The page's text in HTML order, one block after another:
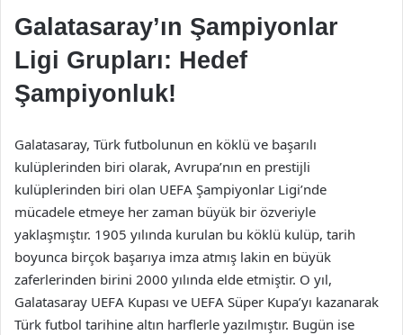
Galatasaray’ın Şampiyonlar
Ligi Grupları: Hedef
Şampiyonluk!
Galatasaray, Türk futbolunun en köklü ve başarılı
kulüplerinden biri olarak, Avrupa’nın en prestijli
kulüplerinden biri olan UEFA Şampiyonlar Ligi’nde
mücadele etmeye her zaman büyük bir özveriyle
yaklaşmıştır. 1905 yılında kurulan bu köklü kulüp, tarih
boyunca birçok başarıya imza atmış lakin en büyük
zaferlerinden birini 2000 yılında elde etmiştir. O yıl,
Galatasaray UEFA Kupası ve UEFA Süper Kupa’yı kazanarak
Türk futbol tarihine altın harflerle yazılmıştır. Bugün ise